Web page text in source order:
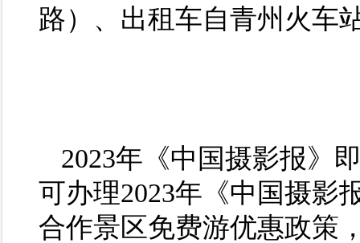
路）、出租车自青州火车
2023年《中国摄影报》
可办理2023年《中国摄影
合作景区免费游优惠政策